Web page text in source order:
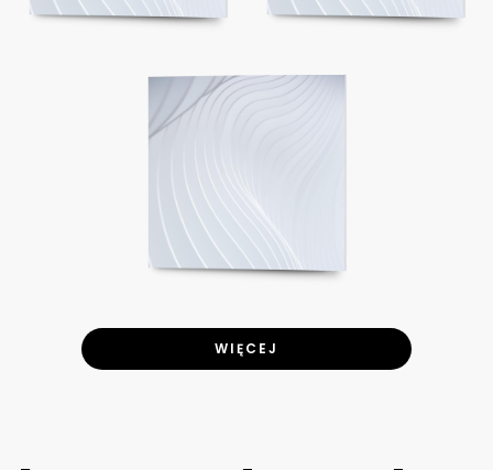
WIĘCEJ